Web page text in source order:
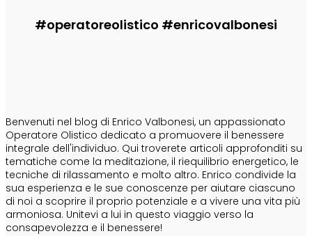
#operatoreolistico #enricovalbonesi
Benvenuti nel blog di Enrico Valbonesi, un appassionato
Operatore Olistico dedicato a promuovere il benessere
integrale dell'individuo. Qui troverete articoli approfonditi su
tematiche come la meditazione, il riequilibrio energetico, le
tecniche di rilassamento e molto altro. Enrico condivide la
sua esperienza e le sue conoscenze per aiutare ciascuno
di noi a scoprire il proprio potenziale e a vivere una vita più
armoniosa. Unitevi a lui in questo viaggio verso la
consapevolezza e il benessere!